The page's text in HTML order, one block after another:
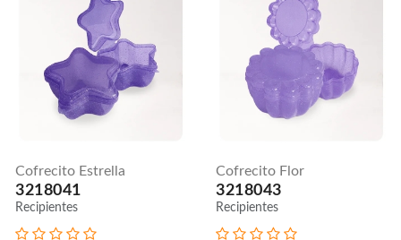
Cofrecito Estrella
3218041
Recipientes
Cofrecito Flor
3218043
Recipientes